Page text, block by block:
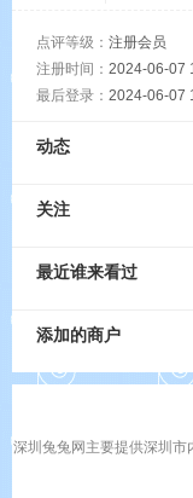
点评等级： 注册会员
注册时间： 2024-06-07
最后登录： 2024-06-07
动态
关注
最近谁来看过
添加的商户
深圳兔兔网主要提供深圳